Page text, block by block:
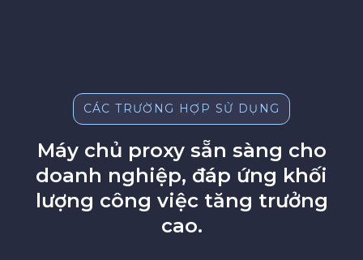
CÁC TRƯỜNG HỢP SỬ DỤNG
Máy chủ proxy sẵn sàng cho
doanh nghiệp, đáp ứng khối
lượng công việc tăng trưởng
cao.